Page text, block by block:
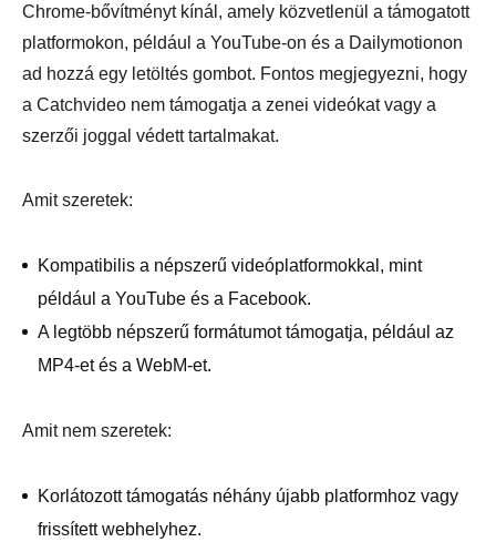
Chrome-bővítményt kínál, amely közvetlenül a támogatott
platformokon, például a YouTube-on és a Dailymotionon
ad hozzá egy letöltés gombot. Fontos megjegyezni, hogy
a Catchvideo nem támogatja a zenei videókat vagy a
szerzői joggal védett tartalmakat.
Amit szeretek:
Kompatibilis a népszerű videóplatformokkal, mint
például a YouTube és a Facebook.
A legtöbb népszerű formátumot támogatja, például az
MP4-et és a WebM-et.
Amit nem szeretek:
Korlátozott támogatás néhány újabb platformhoz vagy
frissített webhelyhez.